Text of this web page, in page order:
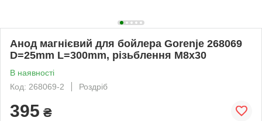
Анод магнієвий для бойлера Gorenje 268069
D=25mm L=300mm, різьблення M8x30
В наявності
Код: 268069-2
Роздріб
395 ₴